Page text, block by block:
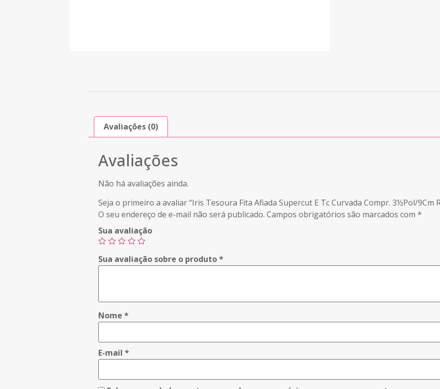
Avaliações (0)
Avaliações
Não há avaliações ainda.
Seja o primeiro a avaliar “Iris Tesoura Fita Afiada Supercut E Tc Curvada Compr. 3½Pol/9Cm
O seu endereço de e-mail não será publicado. Campos obrigatórios são marcados com *
Sua avaliação
Sua avaliação sobre o produto*
Nome *
E-mail *